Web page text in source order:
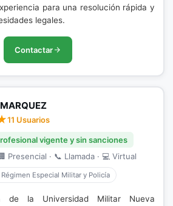
para una resolución rápida y
legales.
Contactar
11 Usuarios
vigente y sin sanciones
Presencial · 📞 Llamada · 💻 Virtual
Especial Militar y Policía
de la Universidad Militar Nueva